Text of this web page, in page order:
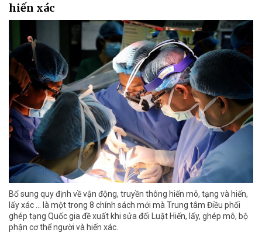
hiến xác
Bổ sung quy định về vận động, truyền thông hiến mô, tạng và hiến,
lấy xác ... là một trong 8 chính sách mới mà Trung tâm Điều phối
ghép tạng Quốc gia đề xuất khi sửa đổi Luật Hiến, lấy, ghép mô, bộ
phận cơ thể người và hiến xác.